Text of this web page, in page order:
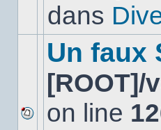
dansdans
Aucun
Un faux
[ROOT]/
on line